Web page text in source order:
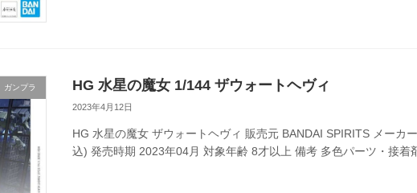
ガンプラ HG 水星の魔女 1/144 ザウォートヘヴィ
2023年4月12日
HG 水星の魔女 ザウォートヘヴィ 販売元 BANDAI SPIRITS メーカ
込) 発売時期 2023年04月 対象年齢 8才以上 備考 多色パーツ・接